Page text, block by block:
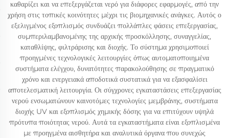
καθαρίζει και να επεξεργάζεται νερό για διάφορες εφαρμογές, από την
χρήση στις τοπικές κοινότητες μέχρι τις βιομηχανικές ανάγκες. Αυτός ο
εξελιγμένος εξοπλισμός συνδυάζει πολλάπλες φάσεις επεξεργασίας,
συμπεριλαμβανομένης της αρχικής προσκόλλησης, συναγγελίας,
καταθλίψης, φιλτράρισης και διοχής. Το σύστημα χρησιμοποιεί
προηγμένες τεχνολογικές λειτουργίες όπως αυτοματοποιημένα
συστήματα ελέγχου, δυνατότητες παρακολούθησης σε πραγματικό
χρόνο και ενεργειακά αποδοτικά συστατικά για να εξασφαλίσει
αποτελεσματική λειτουργία. Οι σύγχρονες εγκαταστάσεις επεξεργασίας
νερού ενσωματώνουν καινοτόμες τεχνολογίες μεμβράνης, συστήματα
διοχής UV και εξοπλισμός χημικής δόσης για να επιτύχουν υψηλά
πρότυπα ποιότητας νερού. Αυτά τα εγκαταστήματα είναι εξοπλισμένα
με προηγμένα αισθητήρα και αναλυτικά όργανα που συνεχώς